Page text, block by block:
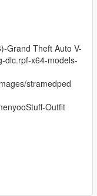
Grand Theft Auto V-
dlc.rpf-x64-models-
stramedped
Outfit